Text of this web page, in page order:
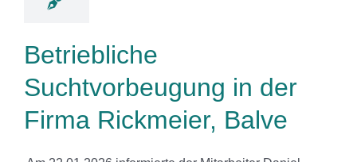
Betriebliche
Suchtvorbeugung in der
Firma Rickmeier, Balve